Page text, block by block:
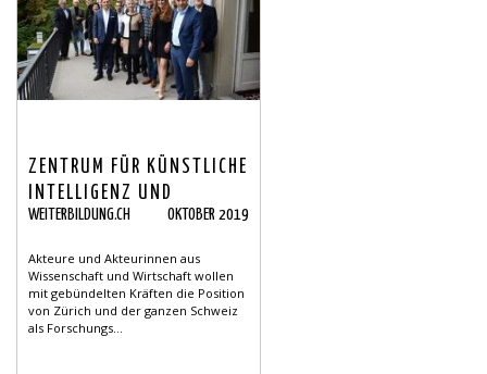
ZENTRUM FÜR KÜNSTLICHE
INTELLIGENZ UND
ROBOTIK IN ZÜRICH
WEITERBILDUNG.CH OKTOBER 2019
Akteure und Akteurinnen aus
Wissenschaft und Wirtschaft wollen
mit gebündelten Kräften die Position
von Zürich und der ganzen Schweiz
als Forschungs...